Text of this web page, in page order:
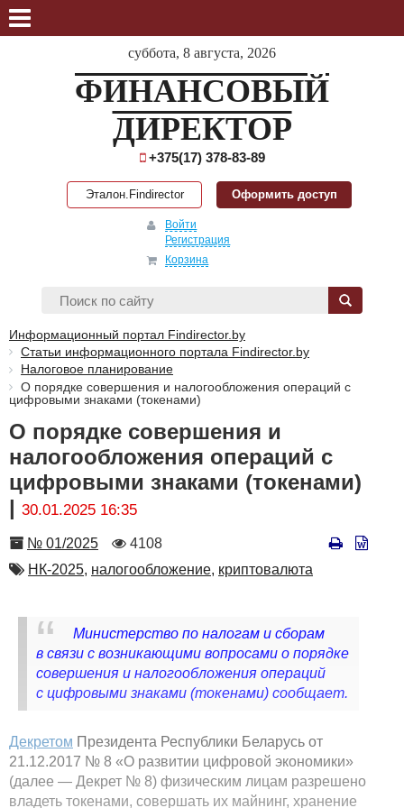
суббота, 8 августа, 2026
ФИНАНСОВЫЙ
ДИРЕКТОР
+375(17) 378-83-89
Эталон.Findirector Оформить доступ
Войти
Регистрация
Корзина
Информационный портал Findirector.by
Статьи информационного портала Findirector.by
Налоговое планирование
О порядке совершения и налогообложения операций с
цифровыми знаками (токенами)
О порядке совершения и
налогообложения операций с
цифровыми знаками (токенами)
| 30.01.2025 16:35
Номер
№ 01/2025
Количество
просмотров
4108
Автор
НК-2025, налогообложение, криптовалюта
Министерство по налогам и сборам
в связи с возникающими вопросами о порядке
совершения и налогообложения операций
с цифровыми знаками (токенами) сообщает.
Декретом Президента Республики Беларусь от
21.12.2017 № 8 «О развитии цифровой экономики»
(далее — Декрет № 8) физическим лицам разрешено
владеть токенами, совершать их майнинг, хранение